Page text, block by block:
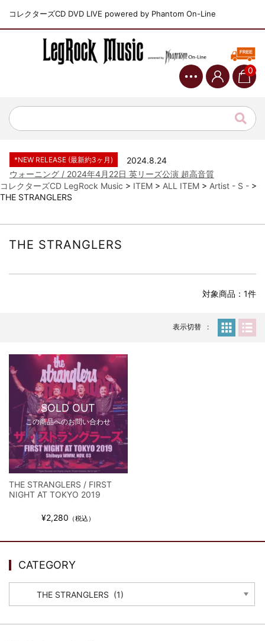
コレクターズCD DVD LIVE powered by Phantom On-Line
0
ジャーニー / 1979年5月8+9日 コロラド州 2公演 SBD 完全収録！
*NEW RELEASE (最新約3ヶ月)
2024.11.9
*NEW RELEASE (最新約3ヶ月)
2024.8.24
ウォーニング / 2024年4月22日 英リーズ公演 超高音質
IEM+Aud！
*NEW RELEASE (最新約3ヶ月)
収録！
*NEW RELEASE (最新約3ヶ月)
スコーピオンズ / 2024年6月15日 リスボン公演 FHD 完全収録！
マネスキン / 2024年6月9日 ドイツ ROCK AM RING 公演 FHD 完
リアム・ギャラガー / 2024年6月1日 英国シェフィールド公演 完
全収録！
*NEW RELEASE (最新約3ヶ月)
メガデス / 2023年8月4日 ドイツ W.O.A. 公演 FHD 完全収録！
*NEW RELEASE (最新約3ヶ月)
2024.6.9
ユーライア・ヒープ / 2023年8月3日 ドイツ W.O.A. 公演 FHD 完
全収録！
*NEW RELEASE (最新約3ヶ月)
ジャーニー / 1979年5月8+9日 コロラド州 2公演 SBD 完全収録！
*NEW RELEASE (最新約3ヶ月)
*NEW RELEASE (最新約3ヶ月)
IEM+Aud！
ビリー・ジョエル / 2024年3月24日 100Aniv. 米M.S.G公演 完全
収録！
*NEW RELEASE (最新約3ヶ月)
全収録！
コレクターズCD LegRock Music > ITEM > ALL ITEM > Artist - S - >
THE STRANGLERS
THE STRANGLERS
対象商品：1件
表示切替
SOLD OUT
この商品へのお問い合わせ
THE STRANGLERS / FIRST
NIGHT AT TOKYO 2019
¥2,280 （税込）
CATEGORY